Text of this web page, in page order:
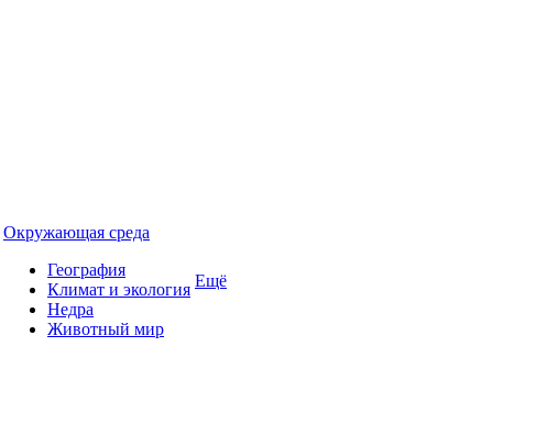
Окружающая среда
География
Климат и экология
Недра
Животный мир
Ещё